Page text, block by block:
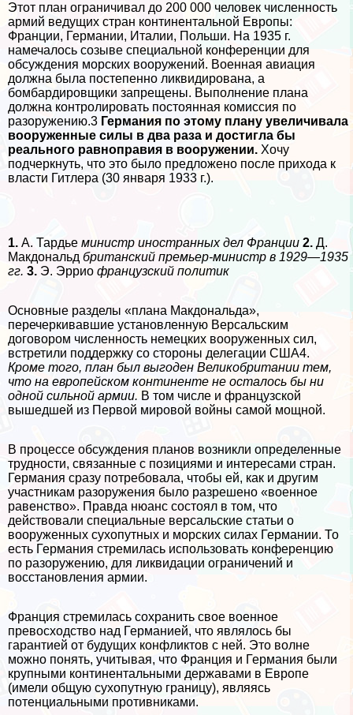
Этот план ограничивал до 200 000 человек численность
армий ведущих стран континентальной Европы:
Франции, Германии, Италии, Польши. На 1935 г.
намечалось созыве специальной конференции для
обсуждения морских вооружений. Военная авиация
должна была постепенно ликвидирована, а
бомбардировщики запрещены. Выполнение плана
должна контролировать постоянная комиссия по
разоружению.3 Германия по этому плану увеличивала
вооруженные силы в два раза и достигла бы
реального равноправия в вооружении. Хочу
подчеркнуть, что это было предложено после прихода к
власти Гитлера (30 января 1933 г.).
1. А. Тардье министр иностранных дел Франции 2. Д.
Макдональд британский премьер-министр в 1929—1935
гг. 3. Э. Эррио французский политик
Основные разделы «плана Макдональда»,
перечеркивавшие установленную Версальским
договором численность немецких вооруженных сил,
встретили поддержку со стороны делегации США4.
Кроме того, план был выгоден Великобритании тем,
что на европейском континенте не осталось бы ни
одной сильной армии. В том числе и французской
вышедшей из Первой мировой войны самой мощной.
В процессе обсуждения планов возникли определенные
трудности, связанные с позициями и интересами стран.
Германия сразу потребовала, чтобы ей, как и другим
участникам разоружения было разрешено «военное
равенство». Правда нюанс состоял в том, что
действовали специальные версальские статьи о
вооруженных сухопутных и морских силах Германии. То
есть Германия стремилась использовать конференцию
по разоружению, для ликвидации ограничений и
восстановления армии.
Франция стремилась сохранить свое военное
превосходство над Германией, что являлось бы
гарантией от будущих конфликтов с ней. Это волне
можно понять, учитывая, что Франция и Германия были
крупными континентальными державами в Европе
(имели общую сухопутную границу), являясь
потенциальными противниками.